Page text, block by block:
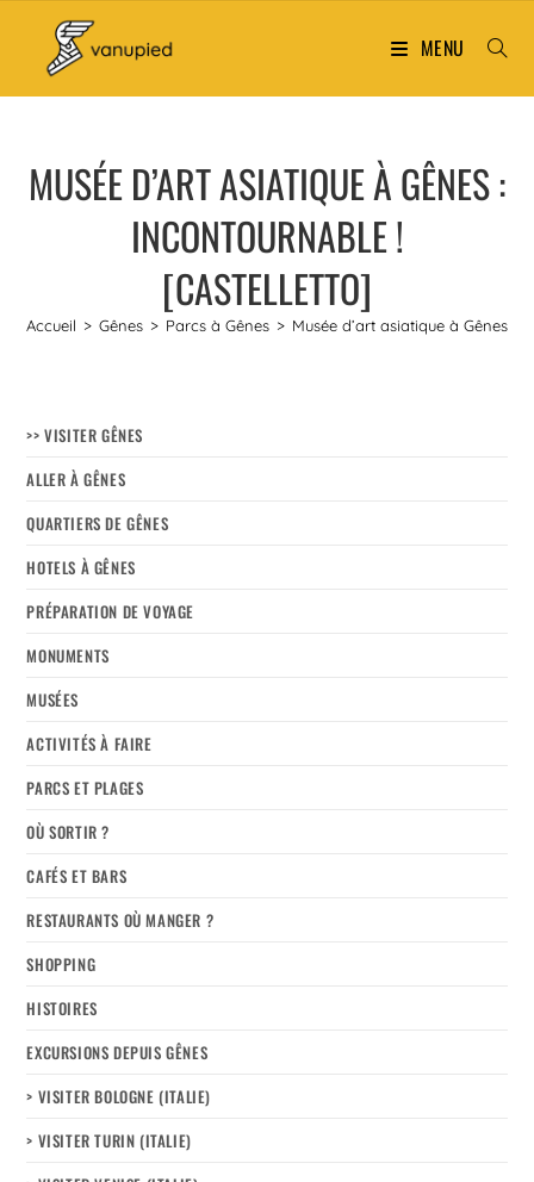
MENU
MUSÉE D’ART ASIATIQUE À GÊNES :
INCONTOURNABLE !
[CASTELLETTO]
Accueil > Gênes > Parcs à Gênes > Musée d’art asiatique à Gênes :
>> VISITER GÊNES
ALLER À GÊNES
QUARTIERS DE GÊNES
HOTELS À GÊNES
PRÉPARATION DE VOYAGE
MONUMENTS
MUSÉES
ACTIVITÉS À FAIRE
PARCS ET PLAGES
OÙ SORTIR ?
CAFÉS ET BARS
RESTAURANTS OÙ MANGER ?
SHOPPING
HISTOIRES
EXCURSIONS DEPUIS GÊNES
> VISITER BOLOGNE (ITALIE)
> VISITER TURIN (ITALIE)